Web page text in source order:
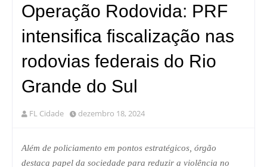
Operação Rodovida: PRF
intensifica fiscalização nas
rodovias federais do Rio
Grande do Sul
FL Cidade dezembro 18, 2024
Além de policiamento em pontos estratégicos, órgão
destaca papel da sociedade para reduzir a violência no